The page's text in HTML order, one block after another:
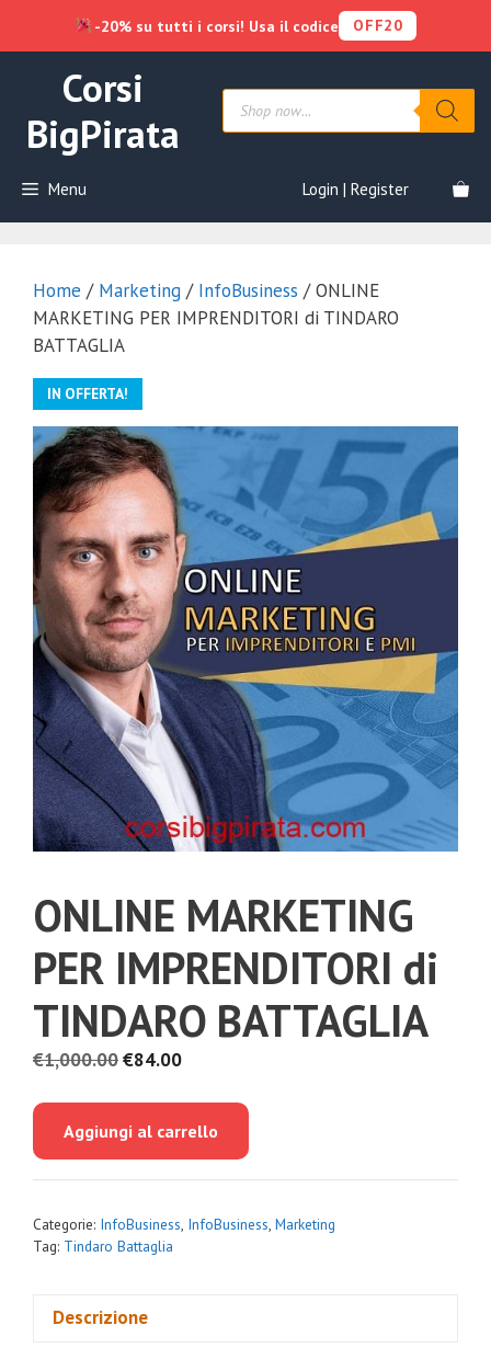
contenuto
Corsi
BigPirata
Products
search
Menu Login | Register
Home / Marketing / InfoBusiness / ONLINE
MARKETING PER IMPRENDITORI di TINDARO
BATTAGLIA
IN OFFERTA!
ONLINE MARKETING
PER IMPRENDITORI di
TINDARO BATTAGLIA
€1,000.00Il
era:
€84.00Il
è:
Aggiungi al carrello
Categorie: InfoBusiness InfoBusiness Marketing
Tag: Tindaro Battaglia
Descrizione
-20% su tutti i corsi! Usa il codice OFF20